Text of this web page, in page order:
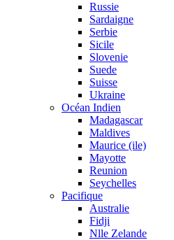
Russie
Sardaigne
Serbie
Sicile
Slovenie
Suede
Suisse
Ukraine
Océan Indien
Madagascar
Maldives
Maurice (ile)
Mayotte
Reunion
Seychelles
Pacifique
Australie
Fidji
Nlle Zelande